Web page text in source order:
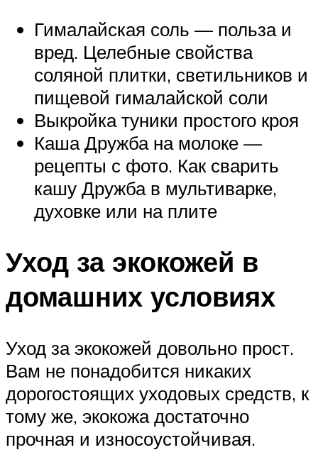
Гималайская соль — польза и
вред. Целебные свойства
соляной плитки, светильников и
пищевой гималайской соли
Выкройка туники простого кроя
Каша Дружба на молоке —
рецепты с фото. Как сварить
кашу Дружба в мультиварке,
духовке или на плите
Уход за экокожей в
домашних условиях
Уход за экокожей довольно прост.
Вам не понадобится никаких
дорогостоящих уходовых средств, к
тому же, экокожа достаточно
прочная и износоустойчивая.